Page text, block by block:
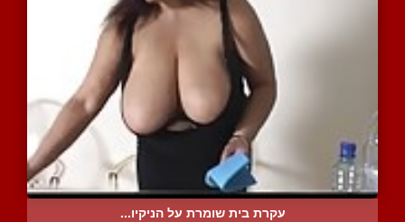
עקרת בית שומרת על הניקיו...